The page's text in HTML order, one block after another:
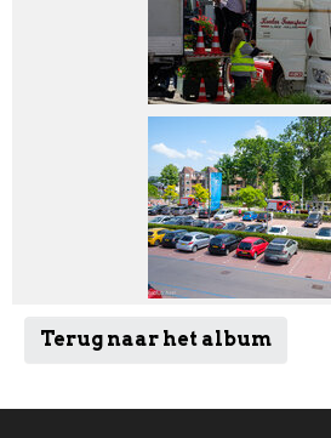
Terug naar het album